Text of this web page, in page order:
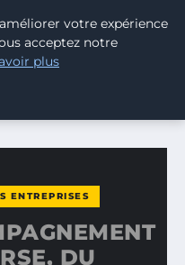
BLOG
DES ENTREPRISES
DE LA RSE, DU…
ENTREPRISES
DU
votre expérience
acceptez notre
plus